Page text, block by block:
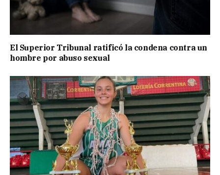
El Superior Tribunal ratificó la condena contra un
hombre por abuso sexual